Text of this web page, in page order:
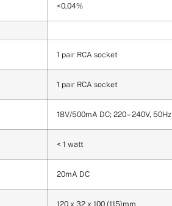
<0,04%
1 pair RCA socket
1 pair RCA socket
18V/500mA DC; 220 – 240V, 50Hz
< 1 watt
20mA DC
120 x 32 x 100 (115)mm